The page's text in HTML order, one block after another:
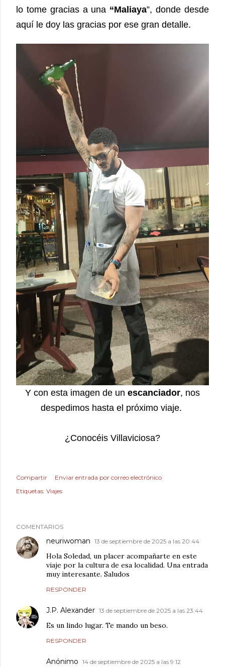
lo tome gracias a una “Maliaya”, donde desde
aquí le doy las gracias por ese gran detalle.
Y con esta imagen de un escanciador, nos
despedimos hasta el próximo viaje.
¿Conocéis Villaviciosa?
Compartir
Enviar entrada por correo electrónico
Etiquetas: Viajes
COMENTARIOS
neuriwoman 13 de septiembre de 2025 a las 20:44
Hola Soledad, un placer acompañarte en este
viaje por la cultura de esa localidad. Una entrada
muy interesante. Saludos
RESPONDER
J.P. Alexander 13 de septiembre de 2025 a las 23:44
Es un lindo lugar. Te mando un beso.
RESPONDER
Anónimo 14 de septiembre de 2025 a las 9:12